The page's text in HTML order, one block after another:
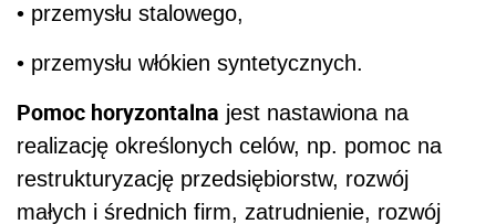
• przemysłu stalowego,
• przemysłu włókien syntetycznych.
Pomoc horyzontalna jest nastawiona na
realizację określonych celów, np. pomoc na
restrukturyzację przedsiębiorstw, rozwój
małych i średnich firm, zatrudnienie, rozwój